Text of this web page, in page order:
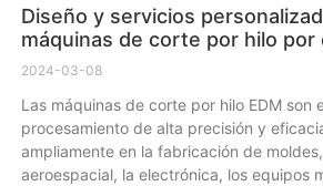
Diseño y servicios
máquinas de corte por hilo
2024-03-08
Las máquinas de corte por hilo EDM son
procesamiento de alta precisión y
ampliamente en la fabricación de
aeroespacial, la electrónica, los equipos